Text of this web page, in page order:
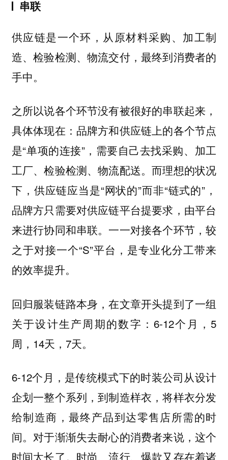
串联
供应链是一个环，从原材料采购、加工制
造、检验检测、物流交付，最终到消费者的
手中。
之所以说各个环节没有被很好的串联起来，
具体体现在：品牌方和供应链上的各个节点
是“单项的连接”，需要自己去找采购、加工
工厂、检验检测、物流配送。而理想的状况
下，供应链应当是“网状的”而非“链式的”，
品牌方只需要对供应链平台提要求，由平台
来进行协同和串联。一一对接各个环节，较
之于对接一个“S”平台，是专业化分工带来
的效率提升。
回归服装链路本身，在文章开头提到了一组
关于设计生产周期的数字：6-12个月，5
周，14天，7天。
6-12个月，是传统模式下的时装公司从设计
企划一整个系列，到制造样衣，将样衣分发
给制造商，最终产品到达零售店所需的时
间。对于渐渐失去耐心的消费者来说，这个
时间太长了。时尚、流行、爆款又存在着诸